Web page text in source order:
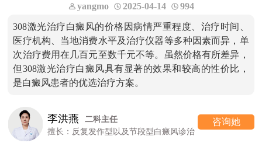
yangmo 2025-04-14 994
308激光治疗白癜风的价格因病情严重程度、治疗时间、
医疗机构、当地消费水平及治疗仪器等多种因素而异，单
次治疗费用在几百元至数千元不等。虽然价格有所差异，
但308激光治疗白癜风具有显著的效果和较高的性价比，
是白癜风患者的优选治疗方案。
李洪燕
二科主任
擅长：反复发作型以及节段型白癜风诊治
咨询她